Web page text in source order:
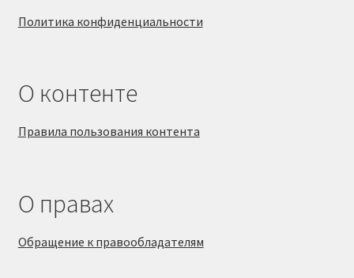
Политика конфиденциальности
О контенте
Правила пользования контента
О правах
Обращение к правообладателям